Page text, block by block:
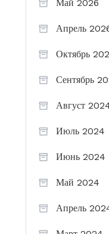
Май 2026
Апрель
Октябрь
Сентябрь
Август
Июль 2024
Июнь 2024
Май 2024
Апрель